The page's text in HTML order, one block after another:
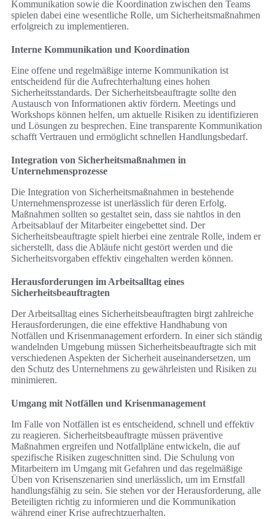
Kommunikation sowie die Koordination zwischen den Teams
spielen dabei eine wesentliche Rolle, um Sicherheitsmaßnahmen
erfolgreich zu implementieren.
Interne Kommunikation und Koordination
Eine offene und regelmäßige interne Kommunikation ist
entscheidend für die Aufrechterhaltung eines hohen
Sicherheitsstandards. Der Sicherheitsbeauftragte sollte den
Austausch von Informationen aktiv fördern. Meetings und
Workshops können helfen, um aktuelle Risiken zu identifizieren
und Lösungen zu besprechen. Eine transparente Kommunikation
schafft Vertrauen und ermöglicht schnellen Handlungsbedarf.
Integration von Sicherheitsmaßnahmen in
Unternehmensprozesse
Die Integration von Sicherheitsmaßnahmen in bestehende
Unternehmensprozesse ist unerlässlich für deren Erfolg.
Maßnahmen sollten so gestaltet sein, dass sie nahtlos in den
Arbeitsablauf der Mitarbeiter eingebettet sind. Der
Sicherheitsbeauftragte spielt hierbei eine zentrale Rolle, indem er
sicherstellt, dass die Abläufe nicht gestört werden und die
Sicherheitsvorgaben effektiv eingehalten werden können.
Herausforderungen im Arbeitsalltag eines
Sicherheitsbeauftragten
Der Arbeitsalltag eines Sicherheitsbeauftragten birgt zahlreiche
Herausforderungen, die eine effektive Handhabung von
Notfällen und Krisenmanagement erfordern. In einer sich ständig
wandelnden Umgebung müssen Sicherheitsbeauftragte sich mit
verschiedenen Aspekten der Sicherheit auseinandersetzen, um
den Schutz des Unternehmens zu gewährleisten und Risiken zu
minimieren.
Umgang mit Notfällen und Krisenmanagement
Im Falle von Notfällen ist es entscheidend, schnell und effektiv
zu reagieren. Sicherheitsbeauftragte müssen präventive
Maßnahmen ergreifen und Notfallpläne entwickeln, die auf
spezifische Risiken zugeschnitten sind. Die Schulung von
Mitarbeitern im Umgang mit Gefahren und das regelmäßige
Üben von Krisenszenarien sind unerlässlich, um im Ernstfall
handlungsfähig zu sein. Sie stehen vor der Herausforderung, alle
Beteiligten richtig zu informieren und die Kommunikation
während einer Krise aufrechtzuerhalten.